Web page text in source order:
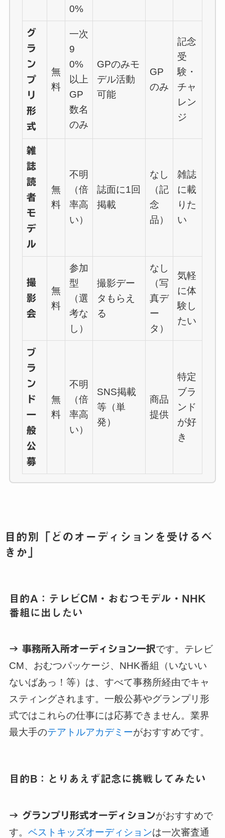
0%
グ
ラ
ン
プ
リ
形
式
無
料
一次
9
0%
以上
GP
数名
のみ
GPのみモ
デル活動
可能
GP
のみ
記念
受
験・
チャ
レン
ジ
雑
誌
読
者
モ
デ
ル
無
料
不明
（倍
率高
い）
誌面に1回
掲載
なし
（記
念
品）
雑誌
に載
りた
い
撮
影
会
無
料
参加
型
（選
考な
し）
撮影デー
タもらえ
る
なし
（写
真デ
ー
タ）
気軽
に体
験し
たい
ブ
ラ
ン
ド
一
般
公
募
無
料
不明
（倍
率高
い）
SNS掲載
等（単
発）
商品
提供
特定
ブラ
ンド
が好
き
目的別「どのオーディションを受けるべ
きか」
目的A：テレビCM・おむつモデル・NHK
番組に出したい
→ 事務所入所オーディション一択です。テレビ
CM、おむつパッケージ、NHK番組（いないい
ないばあっ！等）は、すべて事務所経由でキャ
スティングされます。一般公募やグランプリ形
式ではこれらの仕事には応募できません。業界
最大手のテアトルアカデミーがおすすめです。
目的B：とりあえず記念に挑戦してみたい
→ グランプリ形式オーディションがおすすめで
す。 ベストキッズオーディションは一次審査通